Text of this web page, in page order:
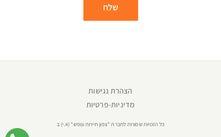
הצהרת נגישות
מדיניות-פרטיות
כל הזכויות שמורות לחברת "צפון תיירות ונופש" (א.י) ב